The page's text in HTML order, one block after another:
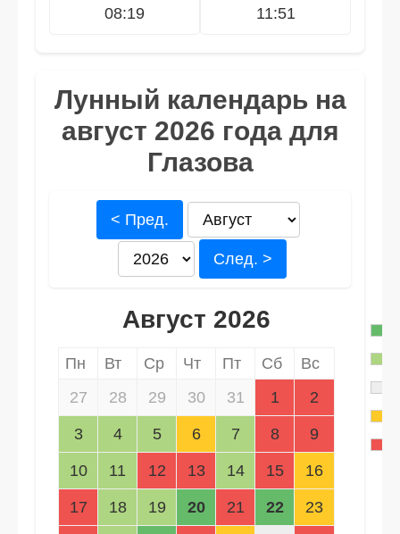
08:19
11:51
Лунный календарь на
август 2026 года для
Глазова
< Пред.
След. >
Август 2026
Пн Вт Ср Чт Пт Сб
Вс
27
28 29 30 31 1 2
3 4 5 6 7 8 9
10 11 12 13 14 15 16
17 18 19 20 21 22 23